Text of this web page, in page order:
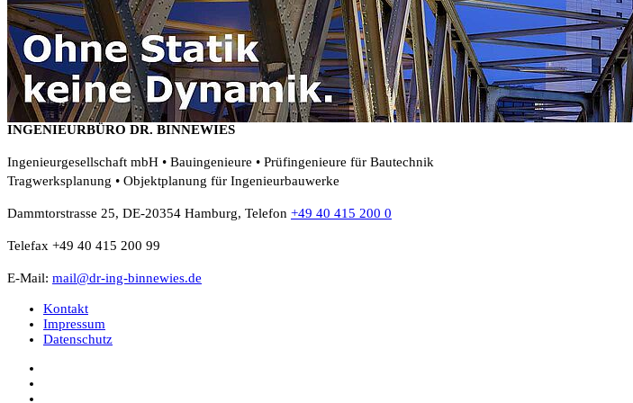
INGENIEURBÜRO DR. BINNEWIES
Ingenieurgesellschaft mbH • Bauingenieure • Prüfingenieure für Bautechnik
Tragwerksplanung • Objektplanung für Ingenieurbauwerke
Dammtorstrasse 25, DE-20354 Hamburg, Telefon +49 40 415 200 0
Telefax +49 40 415 200 99
E-Mail: mail@dr-ing-binnewies.de
Kontakt
Impressum
Datenschutz